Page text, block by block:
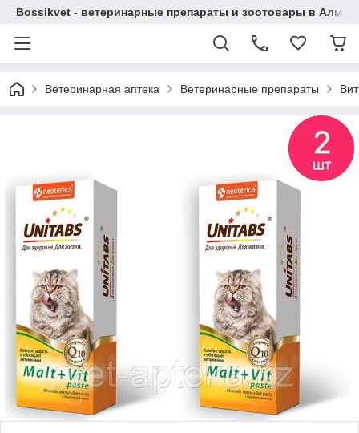
Bossikvet - ветеринарные препараты и зоотовары в
Ветеринарная аптека Ветеринарные препараты